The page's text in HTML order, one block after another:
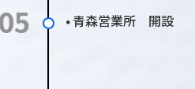
● 青森営業所 開設